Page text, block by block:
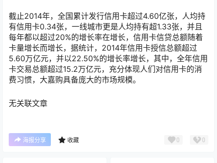
截止2014年，全国累计发行信用卡超过4.60亿张，人均持
有信用卡0.34张，一线城市更是人均持有超1.33张，并且
每年都以超过20%的增长率在增长，信用卡信贷总额随着
卡量增长而增长，据统计，2014年信用卡授信总额超过
5.60万亿元，并以22.50%的增长率增长，其中，全年信用
卡交易总额超过15.2万亿元，充分体现人们对信用卡的消
费习惯，大嘉购具备庞大的市场规模。
无关联文章
海报分享 收藏 0 0